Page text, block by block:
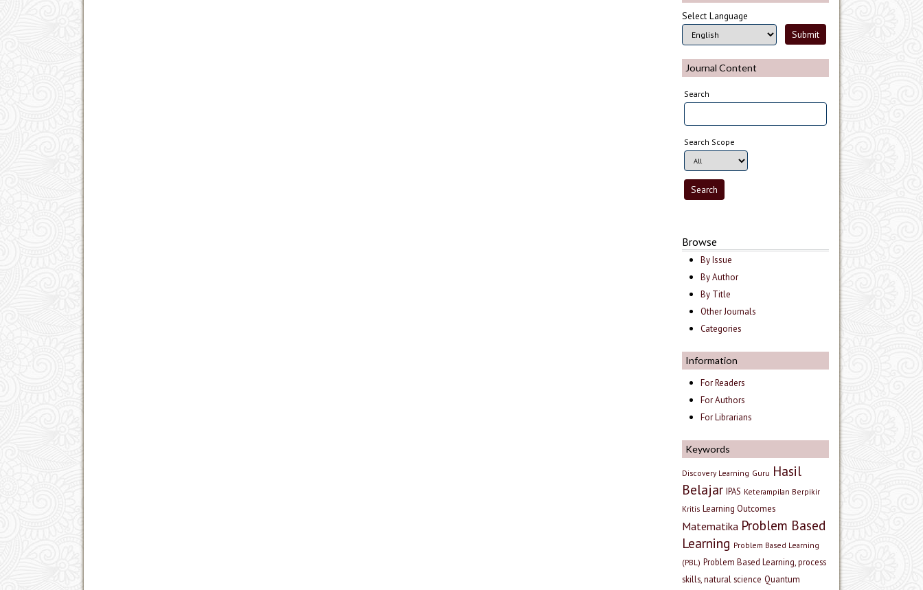
Select Language
Journal Content
Search
Search Scope
Browse
By Issue
By Author
By Title
Other Journals
Categories
Information
For Readers
For Authors
For Librarians
Keywords
Discovery Learning Guru Hasil
Belajar IPAS Keterampilan Berpikir
Kritis Learning Outcomes
Matematika Problem Based
Learning Problem Based Learning
(PBL) Problem Based Learning, process
skills, natural science Quantum